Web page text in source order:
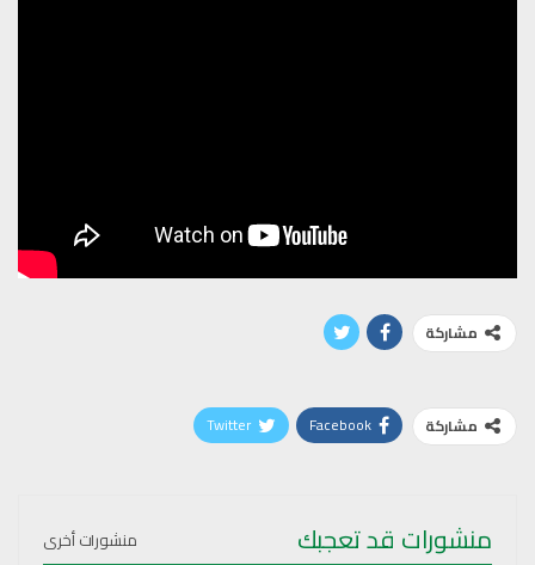
مشاركة
مشاركة Facebook
Twitter
منشورات قد تعجبك منشورات أخرى